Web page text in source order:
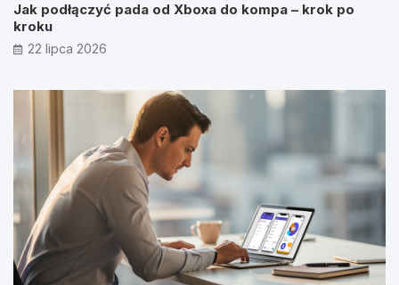
Jak podłączyć pada od Xboxa do kompa – krok po
kroku
22 lipca 2026